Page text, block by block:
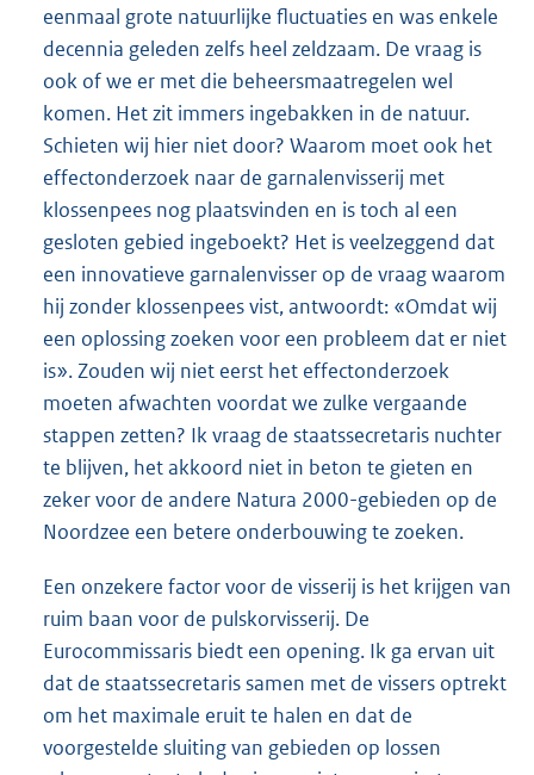
eenmaal grote natuurlijke fluctuaties en was enkele
decennia geleden zelfs heel zeldzaam. De vraag is
ook of we er met die beheersmaatregelen wel
komen. Het zit immers ingebakken in de natuur.
Schieten wij hier niet door? Waarom moet ook het
effectonderzoek naar de garnalenvisserij met
klossenpees nog plaatsvinden en is toch al een
gesloten gebied ingeboekt? Het is veelzeggend dat
een innovatieve garnalenvisser op de vraag waarom
hij zonder klossenpees vist, antwoordt: «Omdat wij
een oplossing zoeken voor een probleem dat er niet
is». Zouden wij niet eerst het effectonderzoek
moeten afwachten voordat we zulke vergaande
stappen zetten? Ik vraag de staatssecretaris nuchter
te blijven, het akkoord niet in beton te gieten en
zeker voor de andere Natura 2000-gebieden op de
Noordzee een betere onderbouwing te zoeken.
Een onzekere factor voor de visserij is het krijgen van
ruim baan voor de pulskorvisserij. De
Eurocommissaris biedt een opening. Ik ga ervan uit
dat de staatssecretaris samen met de vissers optrekt
om het maximale eruit te halen en dat de
voorgestelde sluiting van gebieden op lossen